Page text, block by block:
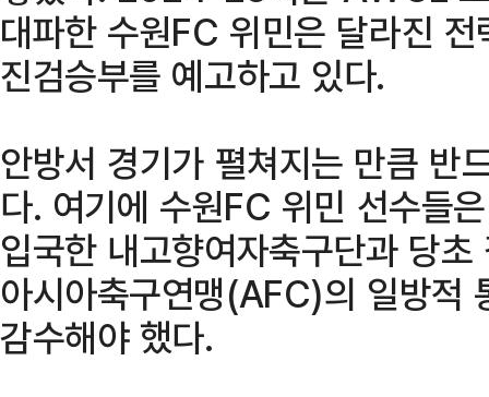
대파한 수원FC 위민은 달라진
진검승부를 예고하고 있다.
안방서 경기가 펼쳐지는 만큼 반
다. 여기에 수원FC 위민 선수들
입국한 내고향여자축구단과 당
아시아축구연맹(AFC)의 일방적
감수해야 했다.